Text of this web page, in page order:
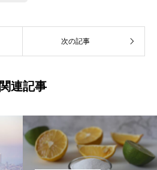
次の記事
関連記事